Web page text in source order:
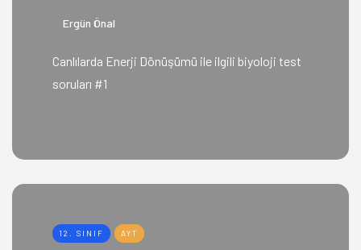
Ergün Önal
Canlılarda Enerji Dönüşümü ile ilgili biyoloji test
soruları #1
12. SINIF AYT